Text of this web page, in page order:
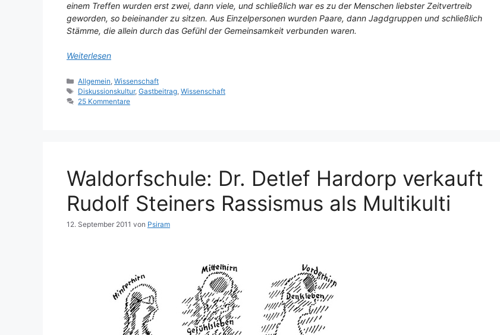
einem Treffen wurden erst zwei, dann viele, und schließlich war es zu der Menschen liebster Zeitvertreib
geworden, so beieinander zu sitzen. Aus Einzelpersonen wurden Paare, dann Jagdgruppen und schließlich
Stämme, die allein durch das Gefühl der Gemeinsamkeit verbunden waren.
Weiterlesen
Kategorien
Allgemein ,Wissenschaft
Schlagwörter
Diskussionskultur,Gastbeitrag ,Wissenschaft
25 Kommentare
Waldorfschule: Dr. Detlef Hardorp verkauft
Rudolf Steiners Rassismus als Multikulti
12. September 2011 von Psiram